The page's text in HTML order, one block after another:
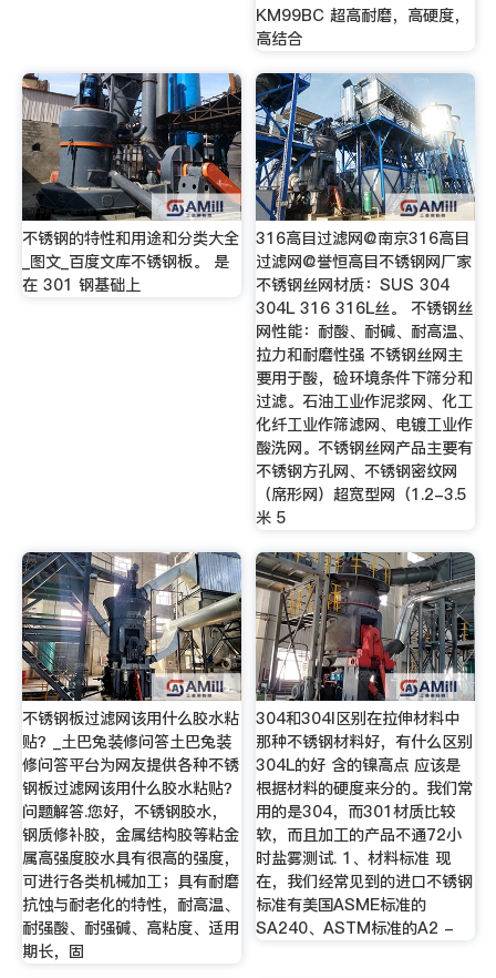
KM99BC 超高耐磨，高硬度，
高结合
不锈钢的特性和用途和分类大全
_图文_百度文库不锈钢板。 是
在 301 钢基础上
316高目过滤网@南京316高目
过滤网@誉恒高目不锈钢网厂家
不锈钢丝网材质：SUS 304
304L 316 316L丝。 不锈钢丝
网性能：耐酸、耐碱、耐高温、
拉力和耐磨性强 不锈钢丝网主
要用于酸，硷环境条件下筛分和
过滤。石油工业作泥浆网、化工
化纤工业作筛滤网、电镀工业作
酸洗网。不锈钢丝网产品主要有
不锈钢方孔网、不锈钢密纹网
（席形网）超宽型网（1.2-3.5
米 5
不锈钢板过滤网该用什么胶水粘
贴？_土巴兔装修问答土巴兔装
修问答平台为网友提供各种不锈
钢板过滤网该用什么胶水粘贴？
问题解答.您好，不锈钢胶水，
钢质修补胶，金属结构胶等粘金
属高强度胶水具有很高的强度，
可进行各类机械加工；具有耐磨
抗蚀与耐老化的特性，耐高温、
耐强酸、耐强碱、高粘度、适用
期长，固
304和304l区别在拉伸材料中
那种不锈钢材料好，有什么区别
304L的好 含的镍高点 应该是
根据材料的硬度来分的。我们常
用的是304，而301材质比较
软，而且加工的产品不通72小
时盐雾测试. 1、材料标准 现
在，我们经常见到的进口不锈钢
标准有美国ASME标准的
SA240、ASTM标准的A2 -